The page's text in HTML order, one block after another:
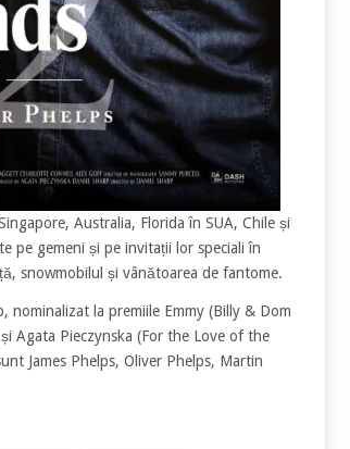
Australia, Florida în SUA, Chile și
pe gemeni și pe invitații lor speciali în
snowmobilul și vânătoarea de fantome.
la premiile Emmy (Billy & Dom
Agata Pieczynska (For the Love of the
James Phelps, Oliver Phelps, Martin